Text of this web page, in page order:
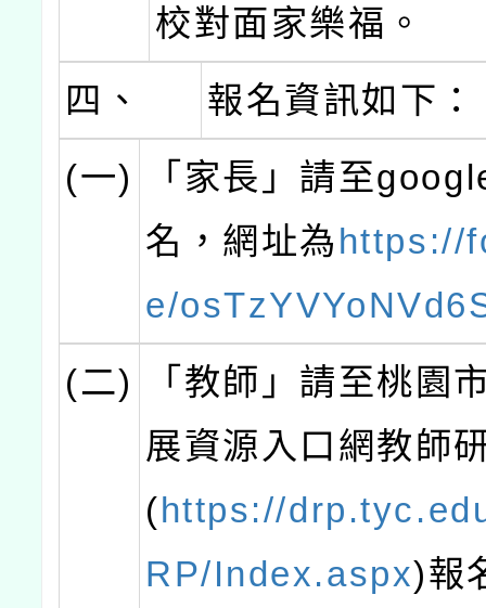
校對面家樂福。
四、
報名資訊如下：
(一)
「家長」請至
名，網址為https://
e/
(二)
「教師」請至桃園
展資源入口網教師
(https://
RP/Index.aspx)報